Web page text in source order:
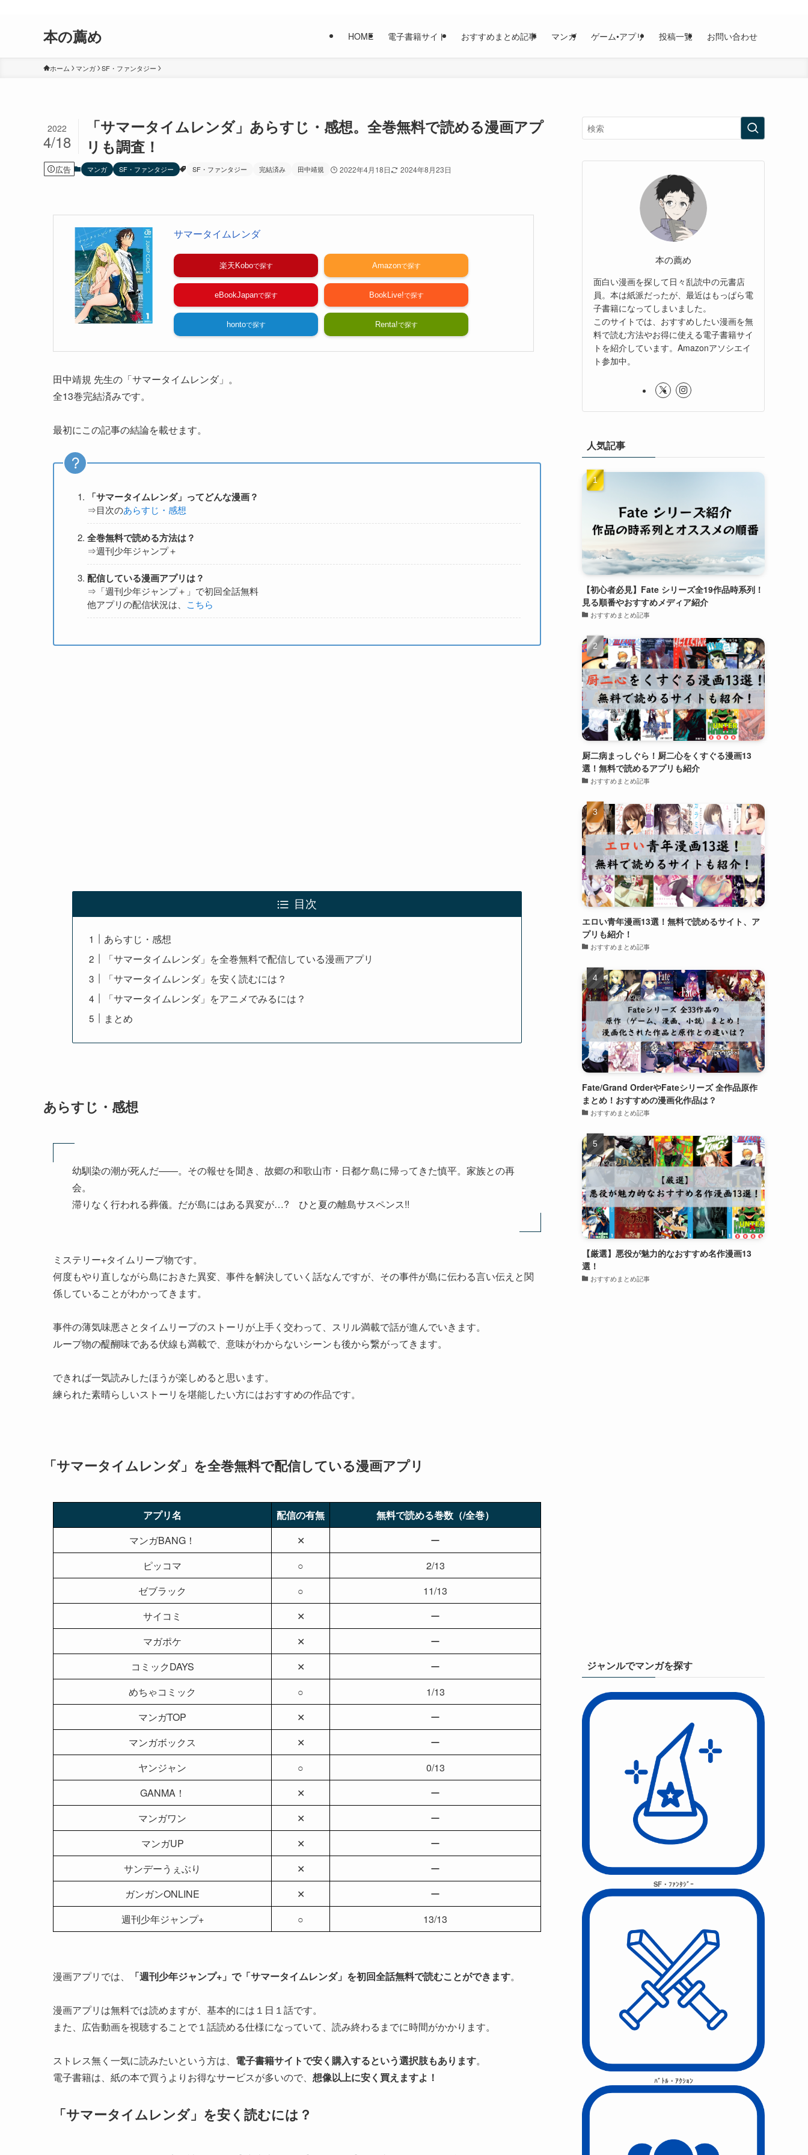
本の薦め HOME 電子書籍サイト おすすめまとめ記事 マンガ ゲーム•アプリ 投稿一覧 お問い合わせ
ホーム マンガ SF・ファンタジー
「サマータイムレンダ」あらすじ・感想。全巻無料で読める漫画アプ
リも調査！
2022
4/18
広告 マンガ SF・ファンタジー SF・ファンタジー 完結済み 田中靖規 2022年4月18日 2024年8月23日
サマータイムレンダ
楽天Kobo Amazon
eBookJapan BookLive!
honto Renta!
田中靖規 先生の「サマータイムレンダ」。
全13巻完結済みです。
最初にこの記事の結論を載せます。
「サマータイムレンダ」ってどんな漫画？
⇒目次のあらすじ・感想
全巻無料で読める方法は？
⇒週刊少年ジャンプ＋
配信している漫画アプリは？
⇒「週刊少年ジャンプ＋」で初回全話無料
他アプリの配信状況は、
こちら
目次
あらすじ・感想
「サマータイムレンダ」を全巻無料で配信している漫画アプリ
「サマータイムレンダ」を安く読むには？
「サマータイムレンダ」をアニメでみるには？
まとめ
あらすじ・感想
幼馴染の潮が死んだ――。その報せを聞き、故郷の和歌山市・日都ケ島に帰ってきた慎平。家族との再
会。
滞りなく行われる葬儀。だが島にはある異変が…? ひと夏の離島サスペンス!!
ミステリー+タイムリープ物です。
何度もやり直しながら島におきた異変、事件を解決していく話なんですが、その事件が島に伝わる言い伝えと関
係していることがわかってきます。
事件の薄気味悪さとタイムリープのストーリが上手く交わって、スリル満載で話が進んでいきます。
ループ物の醍醐味である伏線も満載で、意味がわからないシーンも後から繋がってきます。
できれば一気読みしたほうが楽しめると思います。
練られた素晴らしいストーリを堪能したい方にはおすすめの作品です。
「サマータイムレンダ」を全巻無料で配信している漫画アプリ
アプリ名 配信の有無
無料で読める巻数（/全巻）
マンガBANG！
✕
ー
ピッコマ
○
2/13
ゼブラック
○
11/13
サイコミ
✕
ー
マガポケ
✕
ー
コミックDAYS
✕
ー
めちゃコミック
○
1/13
マンガTOP
✕
ー
マンガボックス
✕
ー
ヤンジャン
○
0/13
GANMA！
✕
ー
マンガワン
✕
ー
マンガUP
✕
ー
サンデーうぇぶり
✕
ー
ガンガンONLINE
✕
ー
週刊少年ジャンプ+
○ 13/13
漫画アプリでは、 「週刊少年ジャンプ+」で「サマータイムレンダ」を初回全話無料で読むことができます。
漫画アプリは無料では読めますが、基本的には１日１話です。
また、広告動画を視聴することで１話読める仕様になっていて、読み終わるまでに時間がかかります。
ストレス無く一気に読みたいという方は、 電子書籍サイトで安く購入するという選択肢もあります。
電子書籍は、紙の本で買うよりお得なサービスが多いので、 想像以上に安く買えますよ！
「サマータイムレンダ」を安く読むには？
本の薦め
面白い漫画を探して日々乱読中の元書店
員。本は紙派だったが、最近はもっぱら電
子書籍になってしまいました。
このサイトでは、おすすめしたい漫画を無
料で読む方法やお得に使える電子書籍サイ
トを紹介しています。Amazonアソシエイ
ト参加中。
人気記事
【初心者必見】Fate シリーズ全19作品時系列！
見る順番やおすすめメディア紹介
おすすめまとめ記事
厨二病まっしぐら！厨二心をくすぐる漫画13
選！無料で読めるアプリも紹介
おすすめまとめ記事
エロい青年漫画13選！無料で読めるサイト、ア
プリも紹介！
おすすめまとめ記事
Fate/Grand OrderやFateシリーズ 全作品原作
まとめ！おすすめの漫画化作品は？
おすすめまとめ記事
【厳選】悪役が魅力的なおすすめ名作漫画13
選！
おすすめまとめ記事
ジャンルでマンガを探す
SF・ﾌｧﾝﾀｼﾞｰ
ﾊﾞﾄﾙ・ｱｸｼｮﾝ